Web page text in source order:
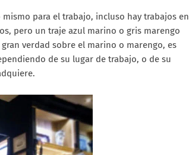
para el trabajo, incluso hay trabajos en
pero un traje azul marino o gris marengo
verdad sobre el marino o marengo, es
de su lugar de trabajo, o de su